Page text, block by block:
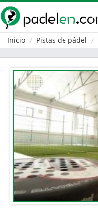
Inicio
Pistas de pádel